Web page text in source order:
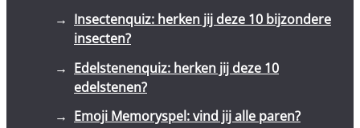
Insectenquiz: herken jij deze 10 bijzondere
insecten?
Edelstenenquiz: herken jij deze 10
edelstenen?
Emoji Memoryspel: vind jij alle paren?